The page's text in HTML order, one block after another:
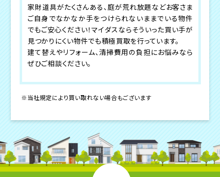
家財道具がたくさんある、庭が荒れ放題などお客さま
ご自身でなかなか手をつけられないままでいる物件
でもご安心ください！マイダスならそういった買い手が
見つかりにくい物件でも積極買取を行っています。
建て替えやリフォーム、清掃費用の負担にお悩みなら
ぜひご相談ください。
※当社規定により買い取れない場合もございます